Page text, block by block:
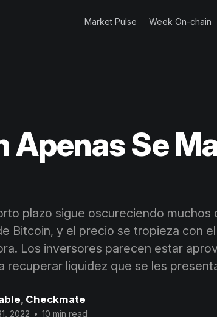
Market Pulse Week On-chain
Apenas Se
plazo sigue oscureciendo muchos
Bitcoin, y el precio se tropieza con
Los inversores parecen estar
recuperar liquidez que se les
, Checkmate
2022 • 10 min read